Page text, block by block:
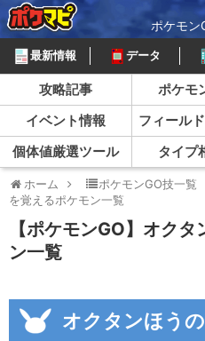
ポケモン
最新情報 データ
攻略記事 ポケモ
イベント情報
フィール
個体値厳選ツール
タイプ
ホーム ポケモンGO技一覧
を覚えるポケモン一覧
【ポケモンGO】オク
ン一覧
オクタンほう